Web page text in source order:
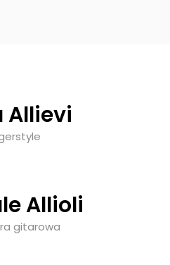
Allievi
Allioli
gitarowa